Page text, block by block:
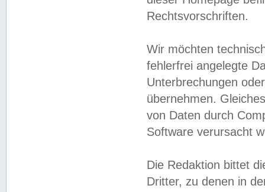
Rechtsvorschriften.
Wir möchten
fehlerfrei angelegte
Unterbrechungen
übernehmen.
von Daten durch
Software verursacht
Die Redaktion bittet
Dritter, zu denen in